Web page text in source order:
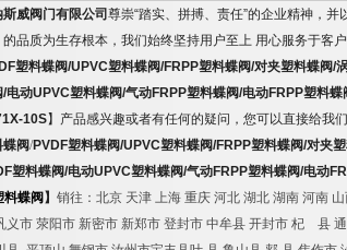
威阀门有限公司 尊崇“踏实、拼搏、责任”的企业精神，并
的品质为生存根本，我们始终坚持用户至上 用心服务于客
塑料蝶阀/UPVC塑料蝶阀/FRPP塑料蝶阀/对夹塑料蝶阀/
/电动UPVC塑料蝶阀/气动FRPP塑料蝶阀/电动FRPP塑料蝶
10S】 产品感兴趣或者有任何的疑问，您可以直接给我
蝶阀/PVDF塑料蝶阀/UPVC塑料蝶阀/FRPP塑料蝶阀/对夹
塑料蝶阀/电动UPVC塑料蝶阀/气动FRPP塑料蝶阀/电动
料蝶阀 】 销往：北京 天津 上海 重庆 河北 湖北 湖南 河南
义市 荥阳市 新密市 新郑市 登封市 中牟县 开封市 杞 县